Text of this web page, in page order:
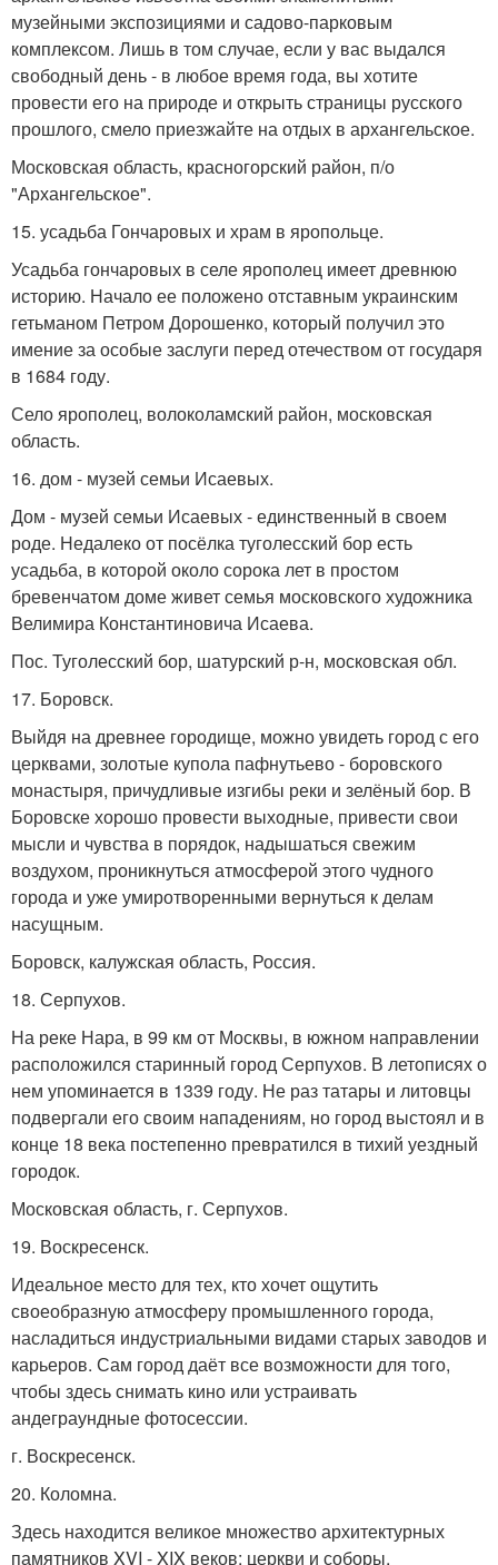
музейными экспозициями и садово-парковым
комплексом. Лишь в том случае, если у вас выдался
свободный день - в любое время года, вы хотите
провести его на природе и открыть страницы русского
прошлого, смело приезжайте на отдых в архангельское.
Московская область, красногорский район, п/о
"Архангельское".
15. усадьба Гончаровых и храм в яропольце.
Усадьба гончаровых в селе ярополец имеет древнюю
историю. Начало ее положено отставным украинским
гетьманом Петром Дорошенко, который получил это
имение за особые заслуги перед отечеством от государя
в 1684 году.
Село ярополец, волоколамский район, московская
область.
16. дом - музей семьи Исаевых.
Дом - музей семьи Исаевых - единственный в своем
роде. Недалеко от посёлка туголесский бор есть
усадьба, в которой около сорока лет в простом
бревенчатом доме живет семья московского художника
Велимира Константиновича Исаева.
Пос. Туголесский бор, шатурский р-н, московская обл.
17. Боровск.
Выйдя на древнее городище, можно увидеть город с его
церквами, золотые купола пафнутьево - боровского
монастыря, причудливые изгибы реки и зелёный бор. В
Боровске хорошо провести выходные, привести свои
мысли и чувства в порядок, надышаться свежим
воздухом, проникнуться атмосферой этого чудного
города и уже умиротворенными вернуться к делам
насущным.
Боровск, калужская область, Россия.
18. Серпухов.
На реке Нара, в 99 км от Москвы, в южном направлении
расположился старинный город Серпухов. В летописях о
нем упоминается в 1339 году. Не раз татары и литовцы
подвергали его своим нападениям, но город выстоял и в
конце 18 века постепенно превратился в тихий уездный
городок.
Московская область, г. Серпухов.
19. Воскресенск.
Идеальное место для тех, кто хочет ощутить
своеобразную атмосферу промышленного города,
насладиться индустриальными видами старых заводов и
карьеров. Сам город даёт все возможности для того,
чтобы здесь снимать кино или устраивать
андеграундные фотосессии.
г. Воскресенск.
20. Коломна.
Здесь находится великое множество архитектурных
памятников XVI - XIX веков: церкви и соборы,